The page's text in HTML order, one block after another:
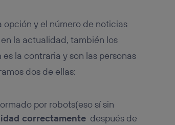
opción y el número de noticias
la actualidad, también los
la contraria y son las personas
dos de ellas:
por robots(eso sí sin
correctamentedespués de